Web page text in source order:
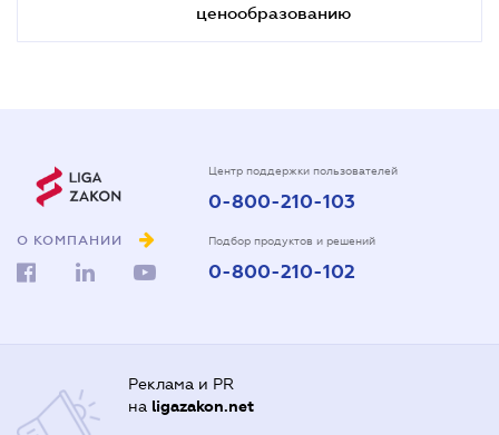
ценообразованию
О КОМПАНИИ
Центр поддержки пользователей
0-800-210-103
Подбор продуктов и решений
0-800-210-102
Реклама и PR
на ligazakon.net